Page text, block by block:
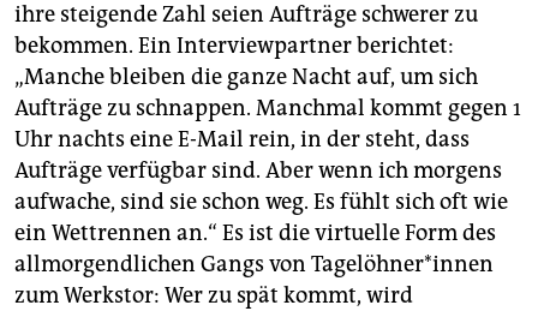
ihre steigende Zahl seien Aufträge schwerer zu
bekommen. Ein Interviewpartner berichtet:
„Manche bleiben die ganze Nacht auf, um sich
Aufträge zu schnappen. Manchmal kommt gegen 1
Uhr nachts eine E-Mail rein, in der steht, dass
Aufträge verfügbar sind. Aber wenn ich morgens
aufwache, sind sie schon weg. Es fühlt sich oft wie
ein Wettrennen an.“ Es ist die virtuelle Form des
allmorgendlichen Gangs von Ta­ge­löh­ne­r*in­nen
zum Werkstor: Wer zu spät kommt, wird